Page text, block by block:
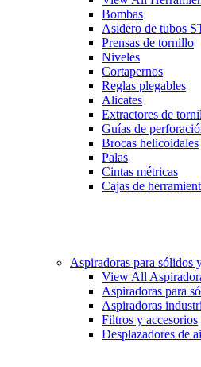
Bombas
Asidero de tubos
Prensas de tornillo
Niveles
Cortapernos
Reglas plegables
Alicates
Extractores de
Guías de
Brocas helicoidales
Palas
Cintas métricas
Cajas de
Aspiradoras para sólidos
View All
Aspiradoras para
Aspiradoras
Filtros y accesorios
Desplazadores de